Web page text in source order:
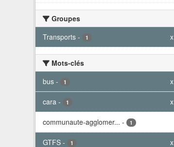
Groupes
Transports - 1 x
Mots-clés
bus - 1 x
cara - 1 x
communaute-agglomer... - 1
GTFS - 1 x